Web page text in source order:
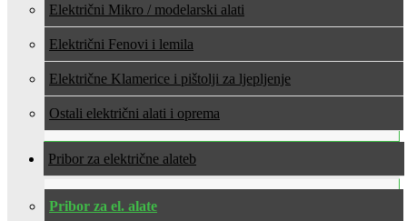
Električni Mikro / modelarski alati
Električni Fenovi i lemila
Električne Klamerice i pištolji za ljepljenje
Ostali električni alati i oprema
Pribor za električne alate
Pribor za el. alate